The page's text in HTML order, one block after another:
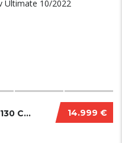
14.999 €
OPEL GRANDLAND 1.5 DIESEL 130 CV ULTIMATE 10...